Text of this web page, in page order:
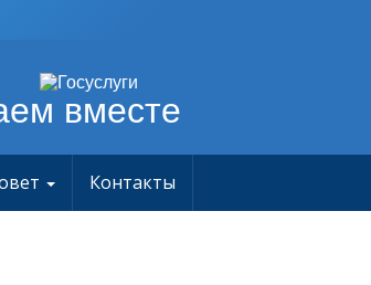
вместе
Контакты